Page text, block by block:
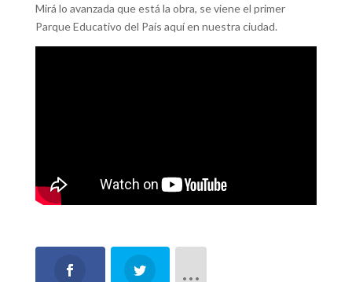
Mirá lo avanzada que está la obra, se viene el primer
Parque Educativo del País aquí en nuestra ciudad.